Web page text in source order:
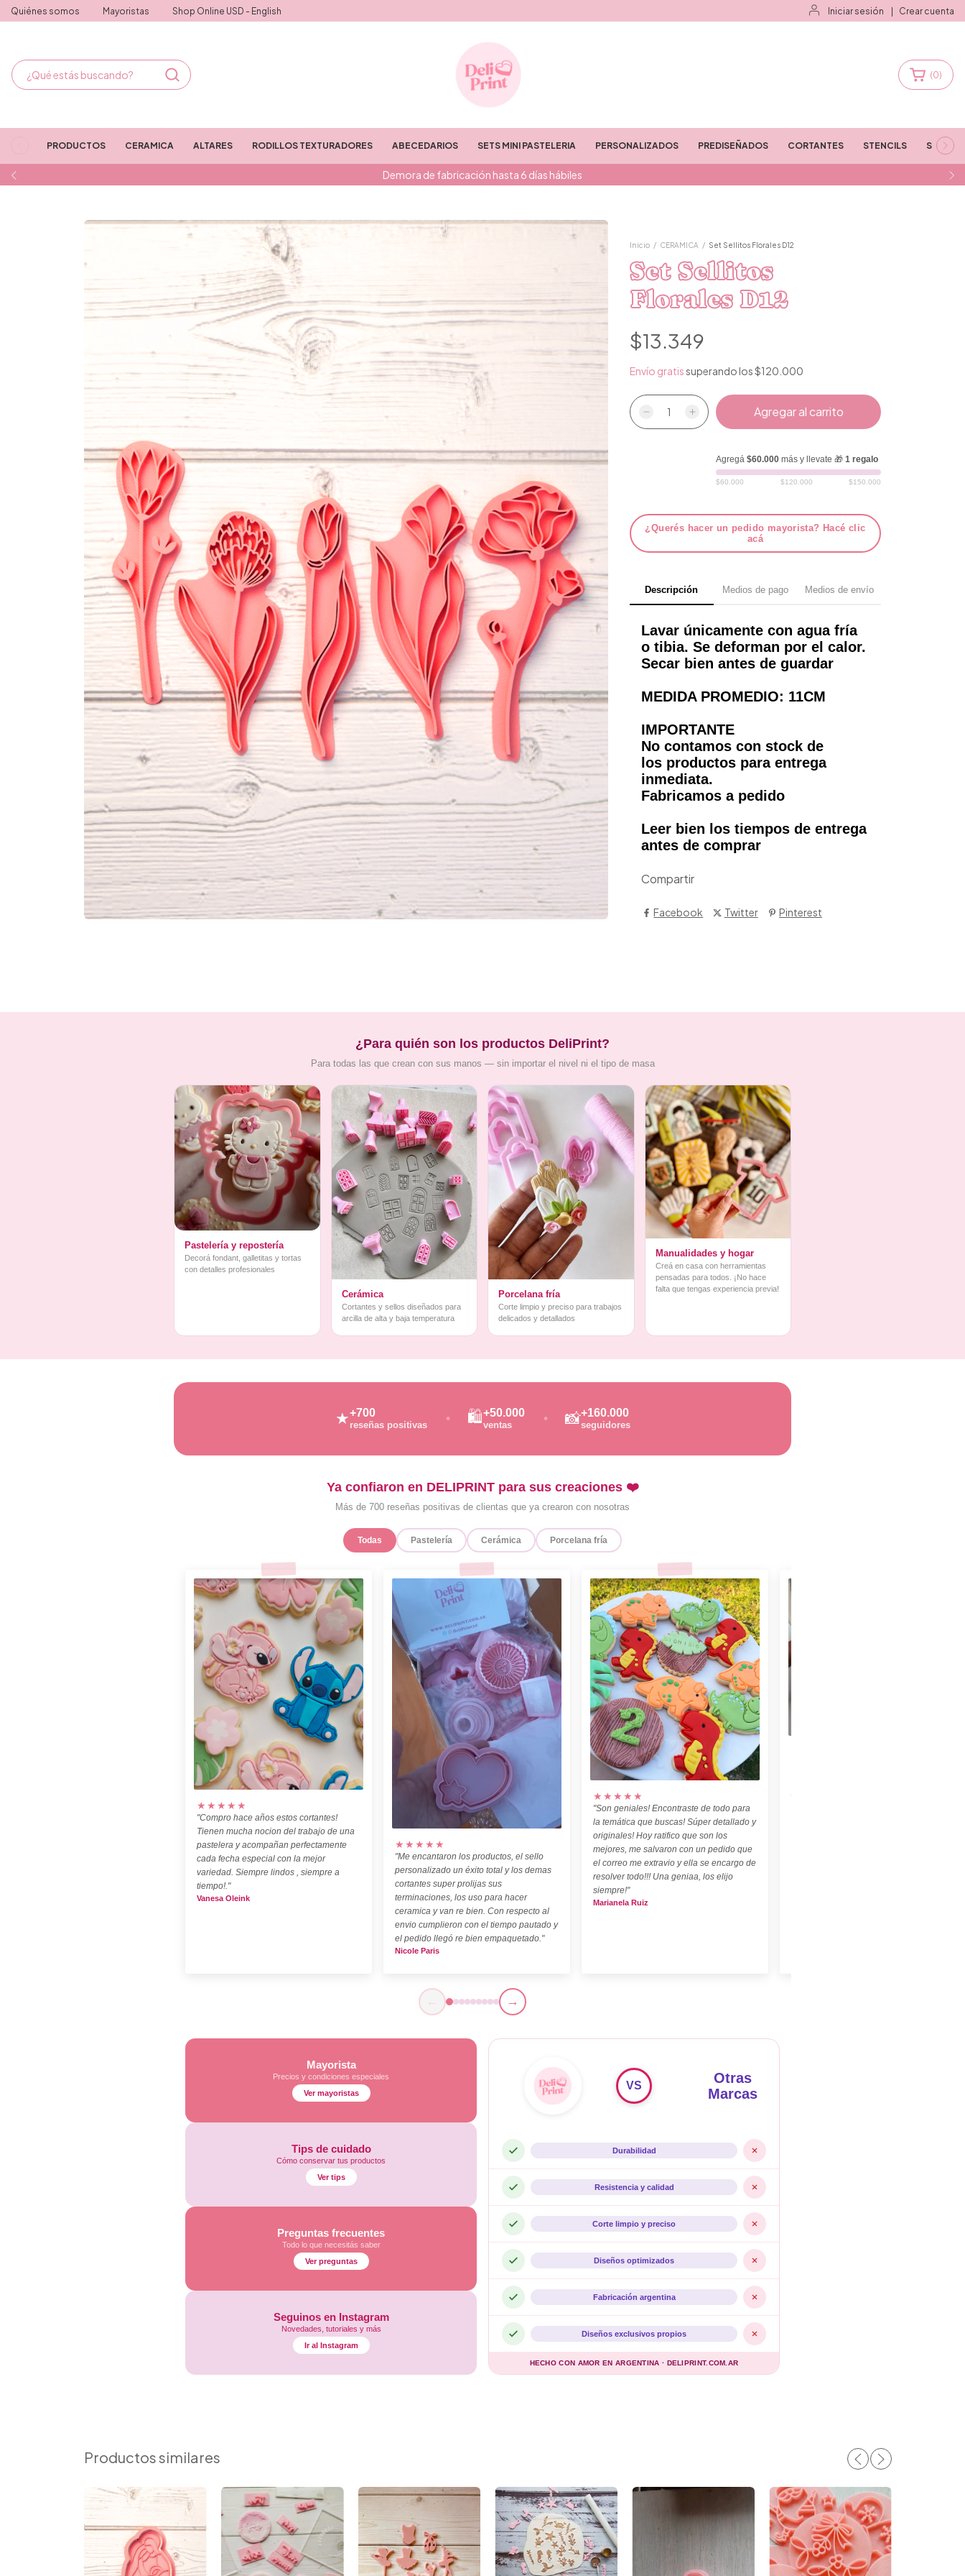
Quiénes somos Mayoristas Shop Online USD - English Iniciar sesión Crear cuenta
Demora de fabricación hasta 6 días hábiles
(0)
PRODUCTOS CERAMICA ALTARES RODILLOS TEXTURADORES ABECEDARIOS SETS MINI PASTELERIA PERSONALIZADOS PREDISEÑADOS CORTANTES STENCILS STAMPS
Inicio / CERAMICA / Set Sellitos Florales D12
Set Sellitos
Florales D12
$13.349
Envío gratissuperando los$120.000
Agregá $60.000 más y llevate 🎁 1 regalo
$60.000 $120.000 $150.000
¿Querés hacer un pedido mayorista? Hacé clic
acá
Descripción Medios de pago Medios de envío
Lavar únicamente con agua fría
o tibia. Se deforman por el calor.
Secar bien antes de guardar
MEDIDA PROMEDIO: 11CM
IMPORTANTE
No contamos con stock de
los productos para entrega
inmediata.
Fabricamos a pedido
Leer bien los tiempos de entrega
antes de comprar
Compartir
Facebook Twitter Pinterest
¿Para quién son los productos DeliPrint?
Para todas las que crean con sus manos — sin importar el nivel ni el tipo de masa
Pastelería y repostería
Decorá fondant, galletitas y tortas
con detalles profesionales
Cerámica
Cortantes y sellos diseñados para
arcilla de alta y baja temperatura
Porcelana fría
Corte limpio y preciso para trabajos
delicados y detallados
Manualidades y hogar
Creá en casa con herramientas
pensadas para todos. ¡No hace
falta que tengas experiencia previa!
★+700
reseñas positivas 🛍️+50.000
ventas 📸+160.000
seguidores
Ya confiaron en DELIPRINT para sus creaciones ❤️
Más de 700 reseñas positivas de clientas que ya crearon con nosotras
Todas Pastelería Cerámica Porcelana fría
★★★★★
"Compro hace años estos cortantes!
Tienen mucha nocion del trabajo de una
pastelera y acompañan perfectamente
cada fecha especial con la mejor
variedad. Siempre lindos , siempre a
tiempo!."
Vanesa Oleink
★★★★★
"Me encantaron los productos, el sello
personalizado un éxito total y los demas
cortantes super prolijas sus
terminaciones, los uso para hacer
ceramica y van re bien. Con respecto al
envio cumplieron con el tiempo pautado y
el pedido llegó re bien empaquetado."
Nicole Paris
★★★★★
"Son geniales! Encontraste de todo para
la temática que buscas! Súper detallado y
originales! Hoy ratifico que son los
mejores, me salvaron con un pedido que
el correo me extravio y ella se encargo de
resolver todo!!! Una geniaa, los elijo
siempre!"
Marianela Ruiz
← →
Mayorista
Precios y condiciones especiales
Ver mayoristas
Tips de cuidado
Cómo conservar tus productos
Ver tips
Preguntas frecuentes
Todo lo que necesitás saber
Ver preguntas
Seguinos en Instagram
Novedades, tutoriales y más
Ir al Instagram
Otras
Marcas
VS
Durabilidad
Resistencia y calidad
Corte limpio y preciso
Diseños optimizados
Fabricación argentina
Diseños exclusivos propios
HECHO CON AMOR EN ARGENTINA · DELIPRINT.COM.AR
Productos similares